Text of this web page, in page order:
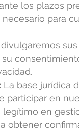
los plazos
para
La base jurídica
participar en
en
obtener